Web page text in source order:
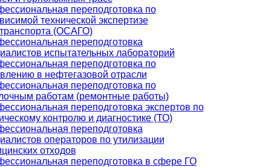
переподготовка по
технической экспертизе
(ОСАГО)
переподготовка
испытательных лабораторий
переподготовка по
в нефтегазовой отрасли
переподготовка по
работам (ремонтные работы)
переподготовка экспертов по
контролю и диагностике (ТО)
переподготовка
операторов по утилизации
отходов
переподготовка в сфере ГО